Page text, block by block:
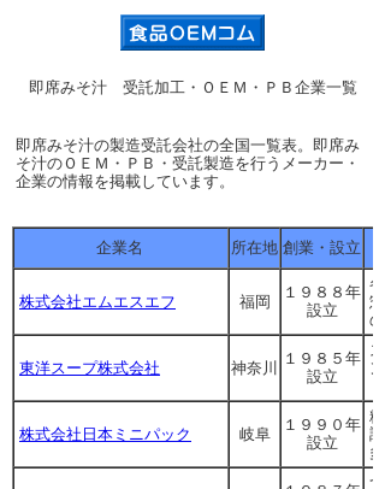
即席みそ汁 受託加工・ＯＥＭ・ＰＢ企業一覧
即席みそ汁の製造受託会社の全国一覧表。即席み
そ汁のＯＥＭ・ＰＢ・受託製造を行うメーカー・
企業の情報を掲載しています。
企業名 所在地 創業・設立
株式会社エムエスエフ 福岡
１９８８年
設立
東洋スープ株式会社 神奈川
１９８５年
設立
株式会社日本ミニパック 岐阜
１９９０年
設立